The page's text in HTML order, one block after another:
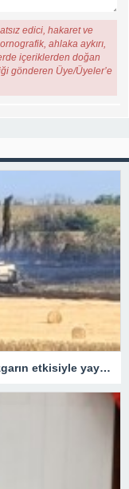
edici, hakaret ve
ahlaka aykırı,
içeriklerden doğan
gönderen Üye/Üyeler’e
Lüleburgaz’da tarla yangını: Alevler rüzgarın etkisiyle yayıldı